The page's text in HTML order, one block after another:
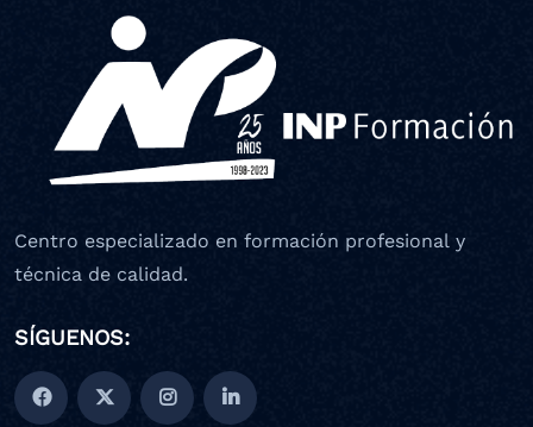
Centro especializado en formación profesional y
técnica de calidad.
SÍGUENOS: